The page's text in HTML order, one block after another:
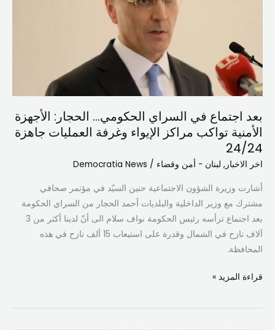
بعد اجتماع في السراي الحكومي… الحجار: الأجهزة
الأمنية تواكب مراكز الإيواء وغرفة العمليات جاهزة
24/24
اخر الاخبار, لبنان - أمن وقضاء /
Democratia News
أشارت وزيرة الشؤون الاجتماعية حنين السيّد في مؤتمر صحافي
مشترك مع وزير الداخلية والبلديات أحمد الحجار من السراي الحكومة
بعد اجتماع ترأسه رئيس الحكومة نواف سلام الى أنّ لدينا أكثر من 3
آلاف نازح في الشمال وقدرة على استيعاب 15 ألف نازح في هذه
المحافظة.
الأجهزة
الأمنية
تواكب
مراكز
وغرفة
العمليات
جاهزة
24/24
قراءة المزيد »